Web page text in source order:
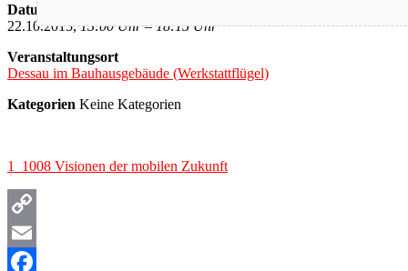
Datum/Zeit
22.10.2015,13:00 Uhr – 18:15 Uhr
Veranstaltungsort
Dessau im Bauhausgebäude (Werkstattflügel)
Kategorien Keine Kategorien
1_1008 Visionen der mobilen Zukunft
Copy
Link
Email